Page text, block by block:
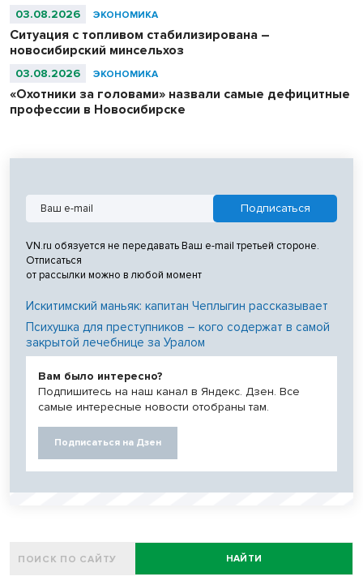
03.08.2026 ЭКОНОМИКА
Ситуация с топливом стабилизирована –
новосибирский минсельхоз
03.08.2026 ЭКОНОМИКА
«Охотники за головами» назвали самые дефицитные
профессии в Новосибирске
VN.ru обязуется не передавать Ваш e-mail третьей стороне.
Отписаться
от рассылки можно в любой момент
Искитимский маньяк: капитан Чеплыгин рассказывает
Психушка для преступников – кого содержат в самой
закрытой лечебнице за Уралом
Вам было интересно?
Подпишитесь на наш канал в Яндекс. Дзен. Все
самые интересные новости отобраны там.
Подписаться на Дзен
НАЙТИ